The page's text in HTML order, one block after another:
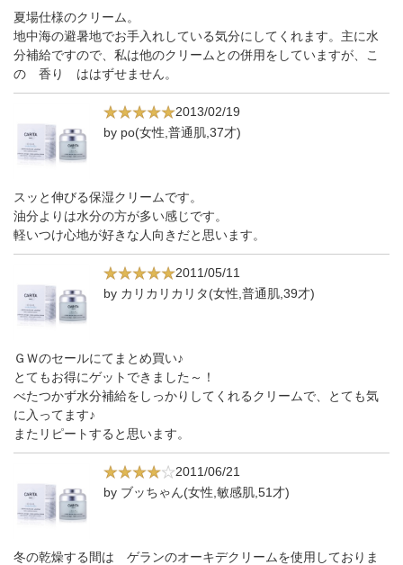
夏場仕様のクリーム。
地中海の避暑地でお手入れしている気分にしてくれます。主に水
分補給ですので、私は他のクリームとの併用をしていますが、こ
の 香り ははずせません。
2013/02/19
by po(女性,普通肌,37才)
スッと伸びる保湿クリームです。
油分よりは水分の方が多い感じです。
軽いつけ心地が好きな人向きだと思います。
2011/05/11
by カリカリカリタ(女性,普通肌,39才)
ＧＷのセールにてまとめ買い♪
とてもお得にゲットできました～！
べたつかず水分補給をしっかりしてくれるクリームで、とても気
に入ってます♪
またリピートすると思います。
2011/06/21
by ブッちゃん(女性,敏感肌,51才)
冬の乾燥する間は ゲランのオーキデクリームを使用しておりま